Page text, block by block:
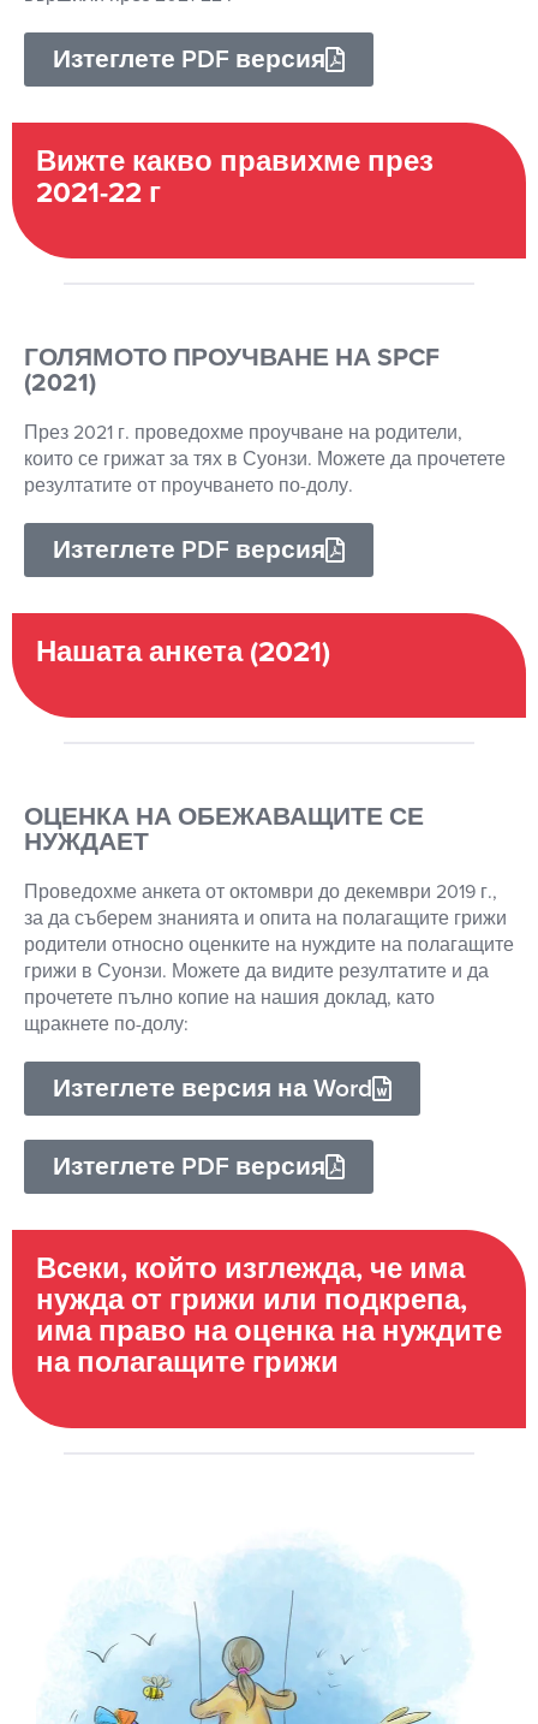
Изтеглете PDF версия
Вижте какво правихме през
2021-22 г
ГОЛЯМОТО ПРОУЧВАНЕ НА SPCF
(2021)
През 2021 г. проведохме проучване на родители,
които се грижат за тях в Суонзи. Можете да прочетете
резултатите от проучването по-долу.
Изтеглете PDF версия
Нашата анкета (2021)
ОЦЕНКА НА ОБЕЖАВАЩИТЕ СЕ
НУЖДАЕТ
Проведохме анкета от октомври до декември 2019 г.,
за да съберем знанията и опита на полагащите грижи
родители относно оценките на нуждите на полагащите
грижи в Суонзи. Можете да видите резултатите и да
прочетете пълно копие на нашия доклад, като
щракнете по-долу:
Изтеглете версия на Word
Изтеглете PDF версия
Всеки, който изглежда, че има
нужда от грижи или подкрепа,
има право на оценка на нуждите
на полагащите грижи